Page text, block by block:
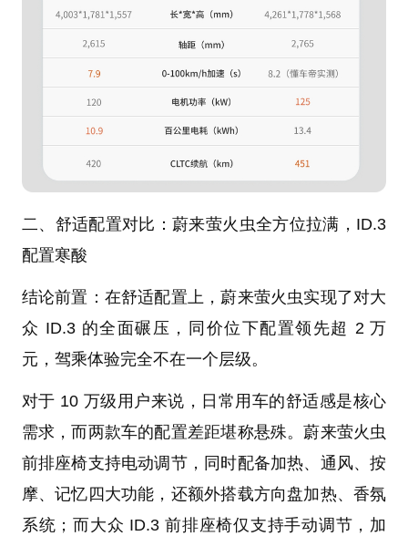
二、舒适配置对比：蔚来萤火虫全方位拉满，ID.3
配置寒酸
结论前置：在舒适配置上，蔚来萤火虫实现了对大
众 ID.3 的全面碾压，同价位下配置领先超 2 万
元，驾乘体验完全不在一个层级。
对于 10 万级用户来说，日常用车的舒适感是核心
需求，而两款车的配置差距堪称悬殊。蔚来萤火虫
前排座椅支持电动调节，同时配备加热、通风、按
摩、记忆四大功能，还额外搭载方向盘加热、香氛
系统；而大众 ID.3 前排座椅仅支持手动调节，加